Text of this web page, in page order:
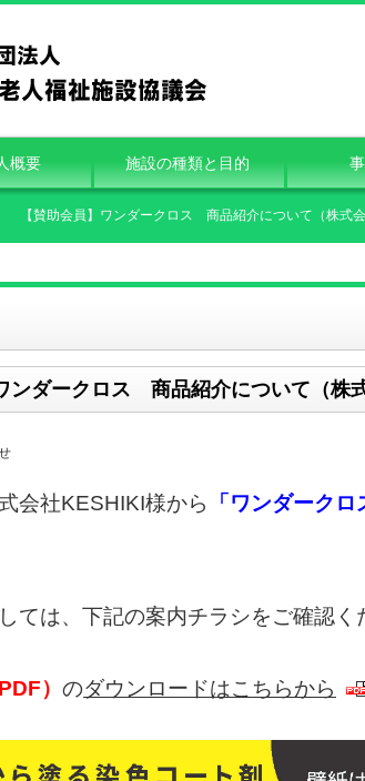
概要 施設の種類と目的
【賛助会員】ワンダークロス 商品紹介について（株式会
ンダークロス 商品紹介について（株
会社KESHIKI様から 「ワンダークロ
ては、下記の案内チラシをご確認く
） のダウンロードはこちらから